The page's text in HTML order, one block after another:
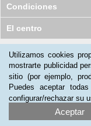
Condiciones
El centro
Nuestros clientes
Maria
Excelente, supero mis
Ruth
Utilizamos cookies
mostrarte publicidad
sitio (por ejemplo,
Puedes aceptar
configurar/rechazar su
Aceptar